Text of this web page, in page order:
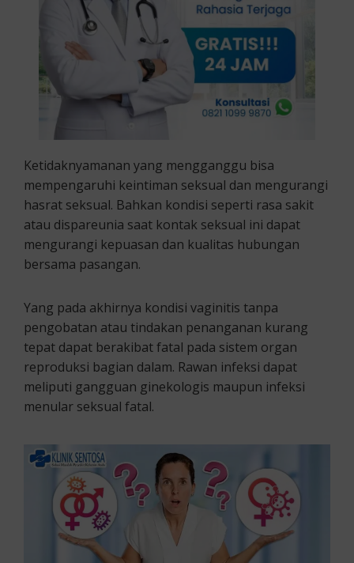
Ketidaknyamanan yang mengganggu bisa
mempengaruhi keintiman seksual dan mengurangi
hasrat seksual. Bahkan kondisi seperti rasa sakit
atau dispareunia saat kontak seksual ini dapat
mengurangi kepuasan dan kualitas hubungan
bersama pasangan.
Yang pada akhirnya kondisi vaginitis tanpa
pengobatan atau tindakan penanganan kurang
tepat dapat berakibat fatal pada sistem organ
reproduksi bagian dalam. Rawan infeksi dapat
meliputi gangguan ginekologis maupun infeksi
menular seksual fatal.